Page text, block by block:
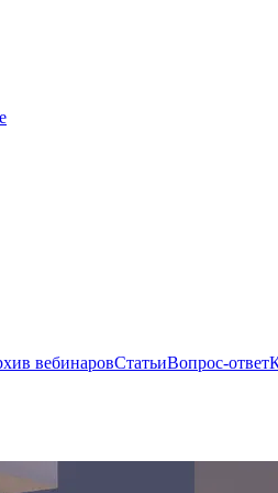
вебинаровСтатьиВопрос-ответ